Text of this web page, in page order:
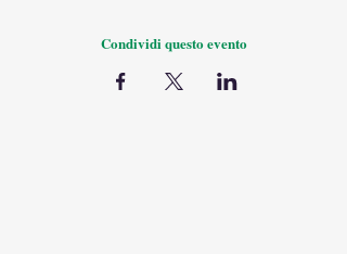
Condividi questo evento